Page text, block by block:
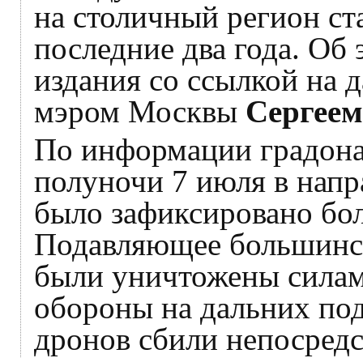
на столичный регион
последние два года.
издания со ссылкой на
мэром Москвы
По информации
полуночи 7 июля в
было зафиксировано
Подавляющее
были уничтожены
обороны на дальних
дронов сбили